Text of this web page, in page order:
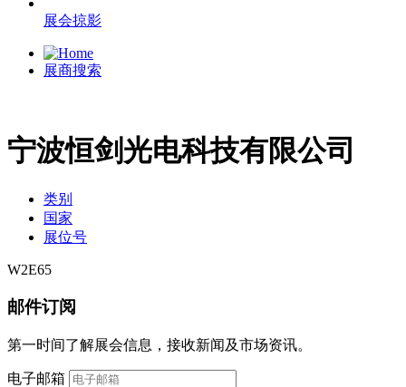
展会掠影
展商搜索
宁波恒剑光电科技有限公司
类别
国家
展位号
W2E65
邮件订阅
第一时间了解展会信息，接收新闻及市场资讯。
电子邮箱